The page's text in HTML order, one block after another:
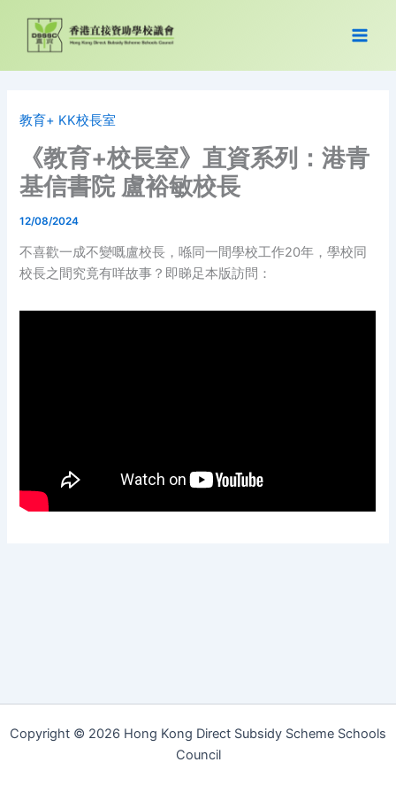
content
教育+ KK校長室
《教育+校長室》直資系列：港青
基信書院 盧裕敏校長
12/08/2024
不喜歡一成不變嘅盧校長，喺同一間學校工作20年，學校同
校長之間究竟有咩故事？即睇足本版訪問：
Copyright © 2026 Hong Kong Direct Subsidy Scheme Schools
Council